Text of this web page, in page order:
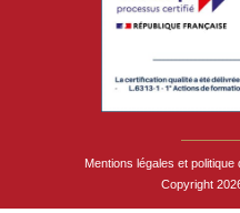
Mentions légales et politique
Copyright